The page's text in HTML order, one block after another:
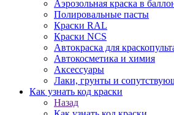
Аэрозольная краска в
Полировальные пасты
Краски RAL
Краски NCS
Автокраска для
Автокосметика и химия
Аксессуары
Лаки, грунты и
Как узнать код краски
Назад